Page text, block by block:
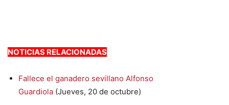
NOTICIAS RELACIONADAS
Fallece el ganadero sevillano Alfonso
Guardiola (Jueves, 20 de octubre)